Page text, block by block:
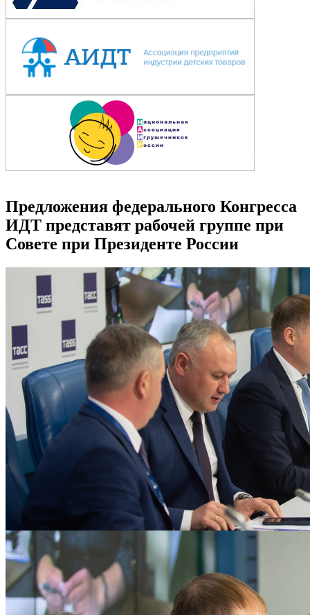
Предложения федерального Конгресса
ИДТ представят рабочей группе при
Совете при Президенте России